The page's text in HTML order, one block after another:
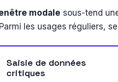
modale sous-tend
les usages réguliers,
Saisie de données
critiques